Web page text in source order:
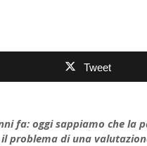
Tweet
fa: oggi sappiamo che la
problema di una